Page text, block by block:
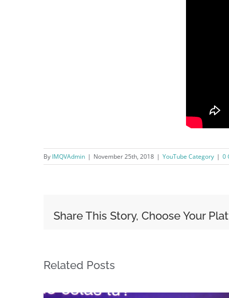
By IMQVAdmin | November 25th, 2018 | YouTube Category | 0
Share This Story, Choose Your
Related Posts